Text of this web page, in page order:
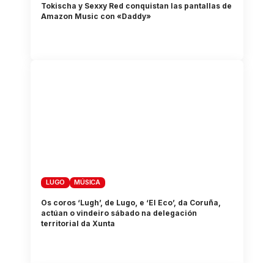
Tokischa y Sexxy Red conquistan las pantallas de
Amazon Music con «Daddy»
LUGO MÚSICA
Os coros ‘Lugh’, de Lugo, e ‘El Eco’, da Coruña,
actúan o vindeiro sábado na delegación
territorial da Xunta